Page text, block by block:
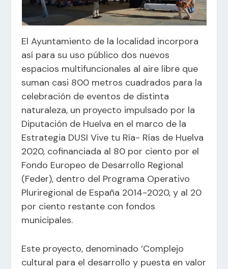
ElAyuntamiento de la localidad incorpora
así para su uso público dos nuevos
espacios multifuncionales al aire libre que
suman casi 800 metros cuadrados para la
celebración de eventos de distinta
naturaleza, un proyecto impulsado por la
Diputación de Huelva en el marco de la
Estrategia DUSI Vive tu Ría- Rías de Huelva
2020, cofinanciada al 80 por ciento por el
Fondo Europeo de Desarrollo Regional
(Feder), dentro del Programa Operativo
Pluriregional de España 2014-2020, y al 20
por ciento restante con fondos
municipales.
Este proyecto, denominado ‘Complejo
cultural para el desarrollo y puesta en valor